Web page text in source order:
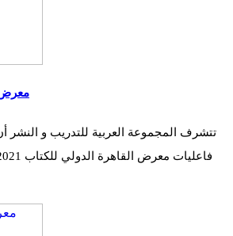
معرض
تتشرف المجموعة العربية للتدريب و النشر